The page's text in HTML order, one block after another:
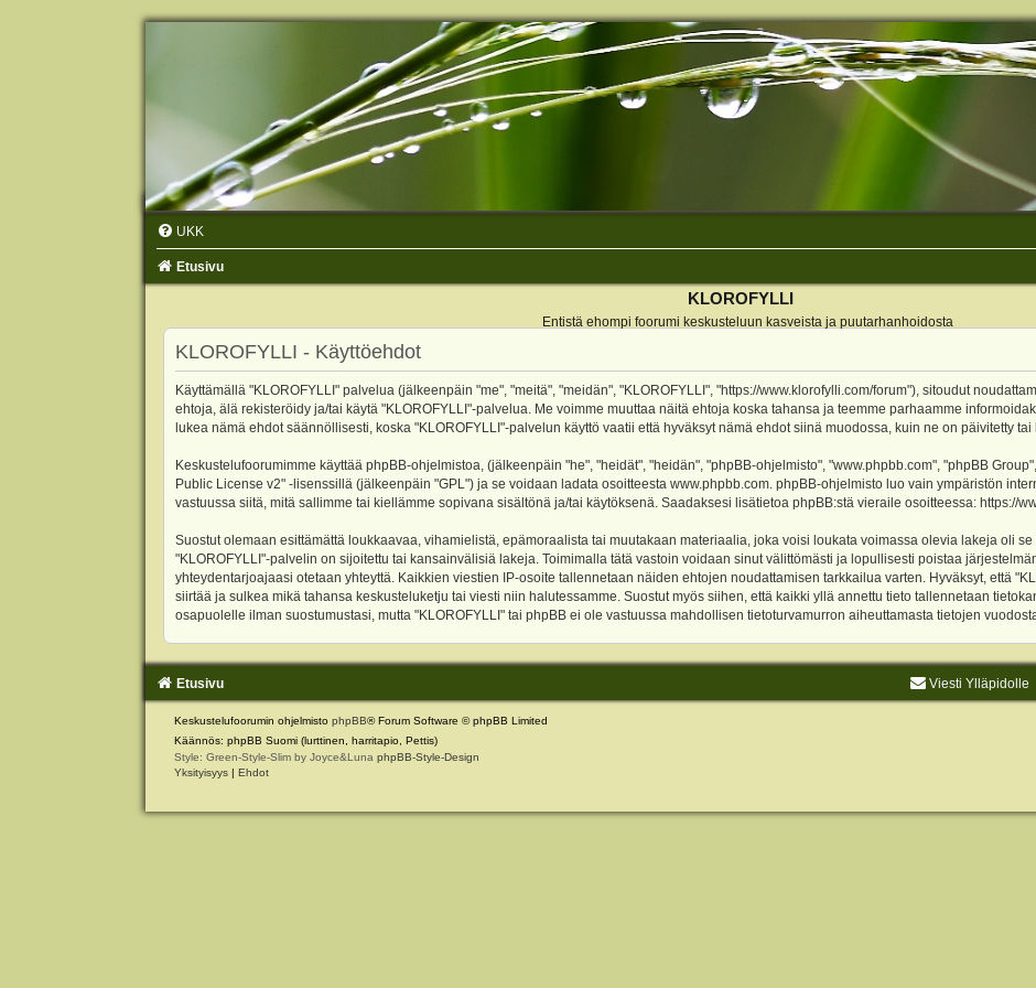
UKK
Etusivu
KLOROFYLLI
Entistä ehompi foorumi keskusteluun kasveista ja puutarhanhoidosta
KLOROFYLLI - Käyttöehdot
Käyttämällä "KLOROFYLLI" palvelua (jälkeenpäin "me", "meitä", "meidän", "KLOROFYLLI", "https://www.klorofylli.com/forum"), sitoudut
ehtoja, älä rekisteröidy ja/tai käytä "KLOROFYLLI"-palvelua. Me voimme muuttaa näitä ehtoja koska tahansa ja teemme parhaamme
lukea nämä ehdot säännöllisesti, koska "KLOROFYLLI"-palvelun käyttö vaatii että hyväksyt nämä ehdot siinä muodossa, kuin ne on päivitetty tai
Keskustelufoorumimme käyttää phpBB-ohjelmistoa, (jälkeenpäin "he", "heidät", "heidän", "phpBB-ohjelmisto", "www.phpbb.com", "phpBB
Public License v2" -lisenssillä (jälkeenpäin "GPL") ja se voidaan ladata osoitteesta www.phpbb.com. phpBB-ohjelmisto luo vain ympäristön
vastuussa siitä, mitä sallimme tai kiellämme sopivana sisältönä ja/tai käytöksenä. Saadaksesi lisätietoa phpBB:stä vieraile osoitteessa: https://
Suostut olemaan esittämättä loukkaavaa, vihamielistä, epämoraalista tai muutakaan materiaalia, joka voisi loukata voimassa olevia lakeja oli
"KLOROFYLLI"-palvelin on sijoitettu tai kansainvälisiä lakeja. Toimimalla tätä vastoin voidaan sinut välittömästi ja lopullisesti poistaa
yhteydentarjoajaasi otetaan yhteyttä. Kaikkien viestien IP-osoite tallennetaan näiden ehtojen noudattamisen tarkkailua varten. Hyväksyt, että
siirtää ja sulkea mikä tahansa keskusteluketju tai viesti niin halutessamme. Suostut myös siihen, että kaikki yllä annettu tieto tallennetaan
osapuolelle ilman suostumustasi, mutta "KLOROFYLLI" tai phpBB ei ole vastuussa mahdollisen tietoturvamurron aiheuttamasta tietojen
Etusivu Viesti Ylläpidolle
Keskustelufoorumin ohjelmisto phpBB® Forum Software © phpBB Limited
Käännös: phpBB Suomi (lurttinen, harritapio, Pettis)
Style: Green-Style-Slim by Joyce&Luna phpBB-Style-Design
Yksityisyys | Ehdot